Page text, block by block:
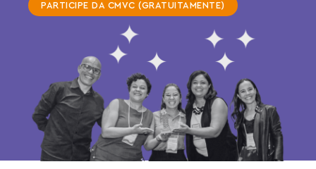
PARTICIPE DA CMVC (GRATUITAMENTE)